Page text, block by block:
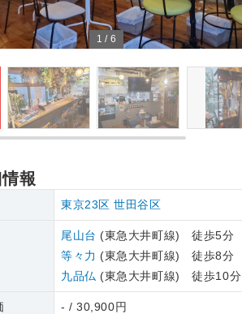
1 / 6
報
東京23区 世田谷区
尾山台 (東急大井町線) 徒歩5分
等々力 (東急大井町線) 徒歩8分
九品仏 (東急大井町線) 徒歩10分
- / 30,900円